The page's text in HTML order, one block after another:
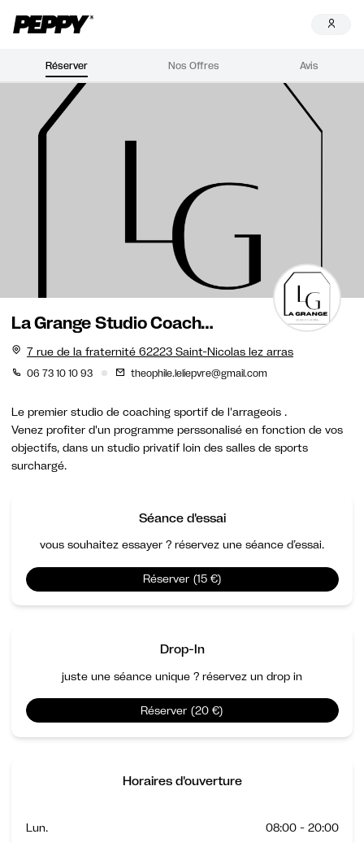
Réserver Nos Offres Avis
La Grange Studio Coaching
7 rue de la fraternité 62223 Saint-Nicolas lez arras
06 73 10 10 93 theophile.leliepvre@gmail.com
Le premier studio de coaching sportif de l'arrageois .
Venez profiter d'un programme perssonalisé en fonction de vos
objectifs, dans un studio privatif loin des salles de sports
surchargé.
Séance d'essai
vous souhaitez essayer ? réservez une séance d’essai.
Réserver (15 €)
Drop-In
juste une séance unique ? réservez un drop in
Réserver (20 €)
Horaires d'ouverture
Lun. 08:00 - 20:00